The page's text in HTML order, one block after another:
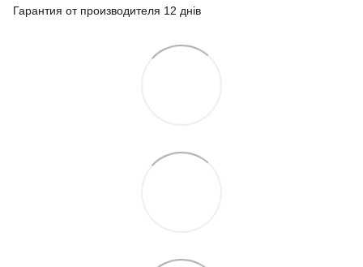
Гарантия от производителя 12 днів